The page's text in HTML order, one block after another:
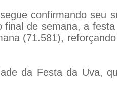
confirmando seu
de semana, a
(71.581),
da Festa da Uva,